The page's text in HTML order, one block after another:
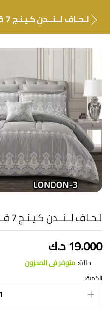
لـحـاف لــنــدن كـيـنـج 7 قـطـع دانـتـيـل
19.000د.ك
حالة: متوفر فى المخزون
لـحـاف
لــنــدن
كـيـنـج
الكمية: